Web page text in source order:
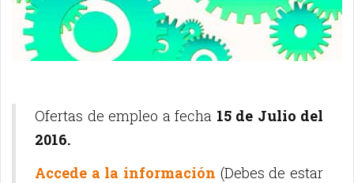
Ofertas de empleo a fecha 15 de Julio del
2016.
Accede a la información (Debes de estar